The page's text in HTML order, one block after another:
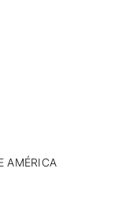
AMÉRICA